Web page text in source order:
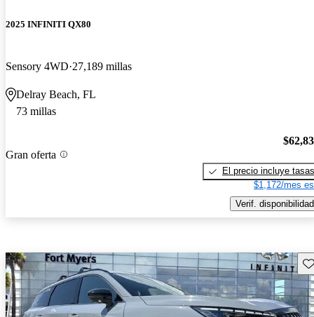
2025 INFINITI QX80
Sensory 4WD 27,189 millas
Delray Beach, FL
73 millas
Gran oferta
El precio incluye tasas
$1,172/mes
Verif. disponibilidad